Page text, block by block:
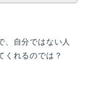
、自分ではない人
くれるのでは？